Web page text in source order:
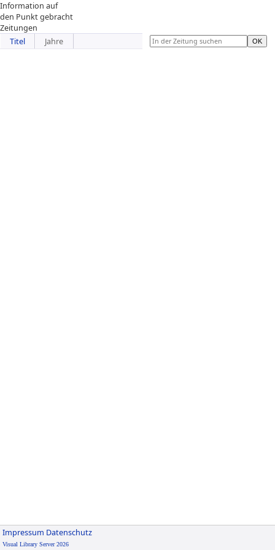
Information auf
den Punkt gebracht
Zeitungen
Titel
Jahre
Impressum Datenschutz
Visual Library Server 2026